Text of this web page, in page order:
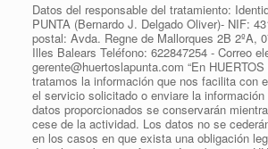
Datos del responsable del tratamiento:
PUNTA (Bernardo J. Delgado Oliver)- NIF:
postal: Avda. Regne de Mallorques 2B 2ºA,
Illes Balears Teléfono: 622847254 - Correo
gerente@huertoslapunta.com “En
tratamos la información que nos facilita con
el servicio solicitado o enviare la información
datos proporcionados se conservarán
cese de la actividad. Los datos no se
en los casos en que exista una obligación